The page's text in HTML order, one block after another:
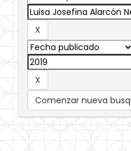
Comenzar nueva